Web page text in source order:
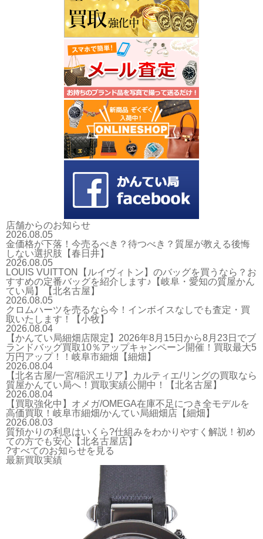
店舗からのお知らせ
2026.08.05
金価格が下落！今売るべき？待つべき？質屋が教える後悔
しない選択肢【春日井】
2026.08.05
LOUIS VUITTON【ルイヴィトン】のバッグを買うなら？お
すすめの定番バッグを紹介します♪【岐阜・愛知の質屋かん
てい局】【北名古屋】
2026.08.05
クロムハーツを売るなら今！インボイスなしでも査定・買
取いたします！【小牧】
2026.08.04
【かんてい局細畑店限定】2026年8月15日から8月23日でブ
ランドバッグ買取10％アップキャンペーン開催！買取最大5
万円アップ！！岐阜市細畑【細畑】
2026.08.04
【北名古屋/一宮/稲沢エリア】カルティエ/リングの買取なら
質屋かんてい局へ！買取実績公開中！【北名古屋】
2026.08.04
【買取強化中】オメガ/OMEGA在庫不足につき全モデルを
高価買取！岐阜市細畑/かんてい局細畑店【細畑】
2026.08.03
質預かりの利息はいくら?仕組みをわかりやすく解説！初め
ての方でも安心【北名古屋店】
?すべてのお知らせを見る
最新買取実績